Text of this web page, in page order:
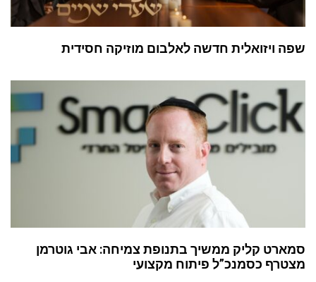
שפה ויזואלית חדשה לאלבום מוזיקה חסידית
סמארט קליק ממשיך בתנופת צמיחה: אבי גוטרמן
מצטרף כסמנכ”ל פיתוח מקצועי